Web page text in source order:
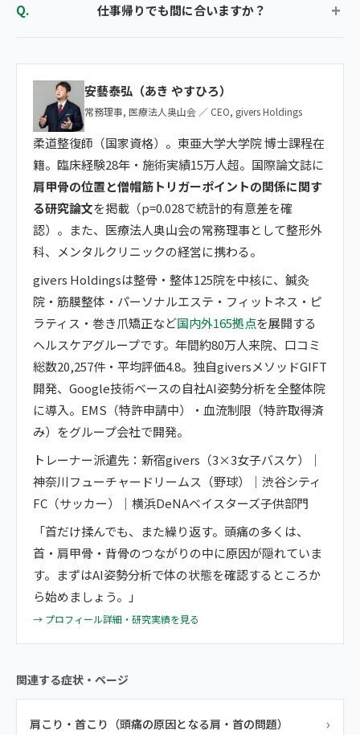
仕事帰りでも間に合いますか？
安藝泰弘（あき やすひろ）
常務理事, 医療法人奥山会 ／ CEO, givers Holdings
柔道整復師（国家資格）。東亜大学大学院 博士課程在
籍。臨床経験28年・施術実績15万人超。国際論文誌に
肩甲骨の位置と僧帽筋トリガーポイントの関係に関す
る研究論文を掲載（p=0.028で統計的有意差を確
認）。また、医療法人奥山会の常務理事として整形外
科、メンタルクリニックの経営に携わる。
givers Holdingsは整骨・整体125院を中核に、鍼灸
院・筋膜整体・パーソナルエステ・フィットネス・ピ
ラティス・巻き爪矯正など国内外165拠点を展開する
ヘルスケアグループです。年間約80万人来院、口コミ
総数20,257件・平均評価4.8。独自giversメソッドGIFT
開発、Google技術ベースの自社AI姿勢分析を全整体院
に導入。EMS（特許申請中）・血流制限（特許取得済
み）をグループ会社で開発。
トレーナー派遣先：新宿givers（3×3女子バスケ）｜
神奈川フューチャードリームス（野球）｜渋谷シティ
FC（サッカー）｜横浜DeNAベイスターズ子供部門
「首だけ揉んでも、また繰り返す。頭痛の多くは、
首・肩甲骨・背骨のつながりの中に原因が隠れていま
す。まずはAI姿勢分析で体の状態を確認するところか
ら始めましょう。」
→ プロフィール詳細・研究実績を見る
関連する症状・ページ
肩こり・首こり（頭痛の原因となる肩・首の問題） ›